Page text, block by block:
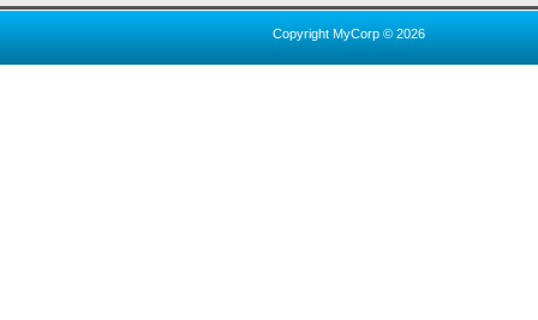
Copyright MyCorp © 2026